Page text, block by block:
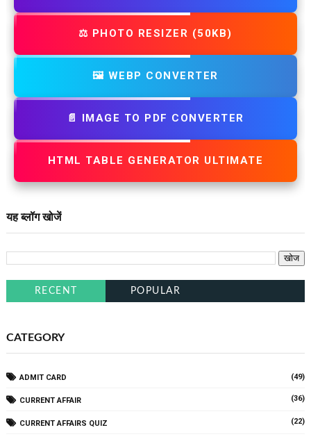
⚖️ PHOTO RESIZER (50KB)
🖼️ WEBP CONVERTER
📄 IMAGE TO PDF CONVERTER
HTML TABLE GENERATOR ULTIMATE
यह ब्लॉग खोजें
RECENT POPULAR
CATEGORY
ADMIT CARD (49)
CURRENT AFFAIR (36)
CURRENT AFFAIRS QUIZ (22)